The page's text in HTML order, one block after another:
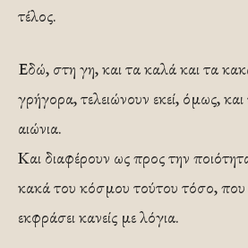
τέλος.
Εδώ, στη γη, και τα καλά και τα
γρήγορα, τελειώνουν εκεί, όμως,
αιώνια.
Και διαφέρουν ως προς την
κακά του κόσμου τούτου τόσο, που
εκφράσει κανείς με λόγια.